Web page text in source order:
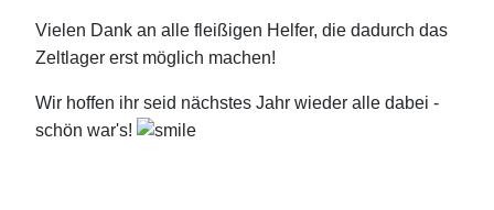
Vielen Dank an alle fleißigen Helfer, die dadurch das
Zeltlager erst möglich machen!
Wir hoffen ihr seid nächstes Jahr wieder alle dabei -
schön war's!